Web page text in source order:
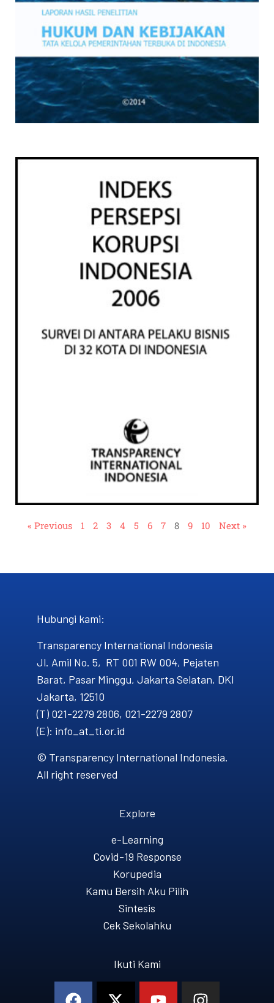
« Previous 1 2 3 4 5 6 7 8 9 10 Next »
Hubungi kami​:
Transparency International Indonesia
Jl. Amil No. 5, RT 001 RW 004, Pejaten
Barat, Pasar Minggu, Jakarta Selatan, DKI
Jakarta, 12510
(T) 021-2279 2806, 021-2279 2807
(E): info_at_ti.or.id
© Transparency International Indonesia.
All right reserved
Explore
e-Learning
Covid-19 Response
Korupedia
Kamu Bersih Aku Pilih
Sintesis
Cek Sekolahku
Ikuti Kami